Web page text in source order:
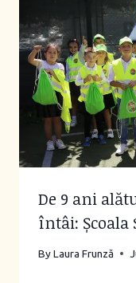
De 9 ani
întâi: Școala
ByLaura Frunză